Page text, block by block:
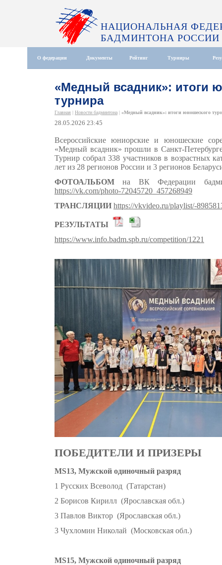
НАЦИОНАЛЬНАЯ
БАДМИНТОНА РОССИИ
О федерации Документы Рейтинг Турниры
«Медный всадник»: итоги
турнира
Главная | Новости бадминтона | «Медный всадник»: итоги юношеского
28.05.2026 23:45
Всероссийские юниорские и юношеские
«Медный всадник» прошли в Санкт-
Турнир собрал 338 участников в возрастных
лет из 28 регионов России и 3 регионов
ФОТОАЛЬБОМ на ВК Федерации
https://vk.com/photo-72045720_457268949
ТРАНСЛЯЦИИ https://vkvideo.ru/playlist/-
РЕЗУЛЬТАТЫ
https://www.info.badm.spb.ru/competition/1221
ПОБЕДИТЕЛИ И ПРИЗЕРЫ
MS13, Мужской одиночный разряд
1 Русских Всеволод (Татарстан)
2 Борисов Кирилл (Ярославская обл.)
3 Павлов Виктор (Ярославская обл.)
3 Чухломин Николай (Московская обл.)
MS15, Мужской одиночный разряд